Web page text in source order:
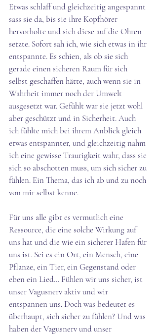
Etwas schlaff und gleichzeitig angespannt
sass sie da, bis sie ihre Kopfhörer
hervorholte und sich diese auf die Ohren
setzte. Sofort sah ich, wie sich etwas in ihr
entspannte. Es schien, als ob sie sich
gerade einen sicheren Raum für sich
selbst geschaffen hätte, auch wenn sie in
Wahrheit immer noch der Umwelt
ausgesetzt war. Gefühlt war sie jetzt wohl
aber geschützt und in Sicherheit. Auch
ich fühlte mich bei ihrem Anblick gleich
etwas entspannter, und gleichzeitig nahm
ich eine gewisse Traurigkeit wahr, dass sie
sich so abschotten muss, um sich sicher zu
fühlen. Ein Thema, das ich ab und zu noch
von mir selbst kenne.
Für uns alle gibt es vermutlich eine
Ressource, die eine solche Wirkung auf
uns hat und die wie ein sicherer Hafen für
uns ist. Sei es ein Ort, ein Mensch, eine
Pflanze, ein Tier, ein Gegenstand oder
eben ein Lied... Fühlen wir uns sicher, ist
unser Vagusnerv aktiv und wir
entspannen uns. Doch was bedeutet es
überhaupt, sich sicher zu fühlen? Und was
haben der Vagusnerv und unser